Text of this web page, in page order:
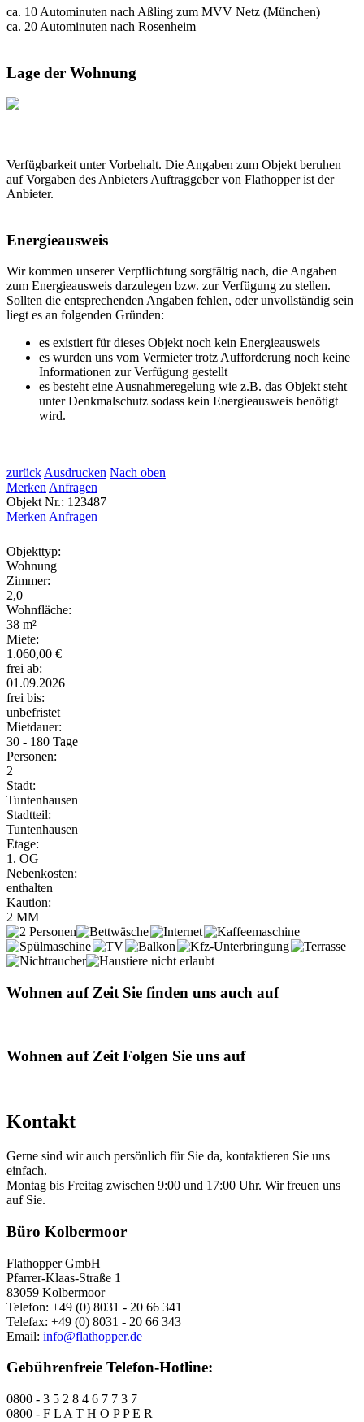
ca. 10 Autominuten nach Aßling zum MVV Netz (München)
ca. 20 Autominuten nach Rosenheim
Lage der Wohnung
Verfügbarkeit unter Vorbehalt. Die Angaben zum Objekt beruhen
auf Vorgaben des Anbieters Auftraggeber von Flathopper ist der
Anbieter.
Energieausweis
Wir kommen unserer Verpflichtung sorgfältig nach, die Angaben
zum Energieausweis darzulegen bzw. zur Verfügung zu stellen.
Sollten die entsprechenden Angaben fehlen, oder unvollständig sein
liegt es an folgenden Gründen:
es existiert für dieses Objekt noch kein Energieausweis
es wurden uns vom Vermieter trotz Aufforderung noch keine
Informationen zur Verfügung gestellt
es besteht eine Ausnahmeregelung wie z.B. das Objekt steht
unter Denkmalschutz sodass kein Energieausweis benötigt
wird.
zurückAusdrucken Nach oben
MerkenAnfragen
Objekt Nr.: 123487
MerkenAnfragen
Objekttyp:
Wohnung
Zimmer:
2,0
Wohnfläche:
38 m²
Miete:
1.060,00 €
frei ab:
01.09.2026
frei bis:
unbefristet
Mietdauer:
30 - 180 Tage
Personen:
2
Stadt:
Tuntenhausen
Stadtteil:
Tuntenhausen
Etage:
1. OG
Nebenkosten:
enthalten
Kaution:
2 MM
Wohnen auf Zeit Sie finden uns auch auf
Wohnen auf Zeit Folgen Sie uns auf
Kontakt
Gerne sind wir auch persönlich für Sie da, kontaktieren Sie uns
einfach.
Montag bis Freitag zwischen 9:00 und 17:00 Uhr. Wir freuen uns
auf Sie.
Büro Kolbermoor
Flathopper GmbH
Pfarrer-Klaas-Straße 1
83059 Kolbermoor
Telefon: +49 (0) 8031 - 20 66 341
Telefax: +49 (0) 8031 - 20 66 343
Email: info@flathopper.de
Gebührenfreie Telefon-Hotline:
0800 - 3 5 2 8 4 6 7 7 3 7
0800 - F L A T H O P P E R